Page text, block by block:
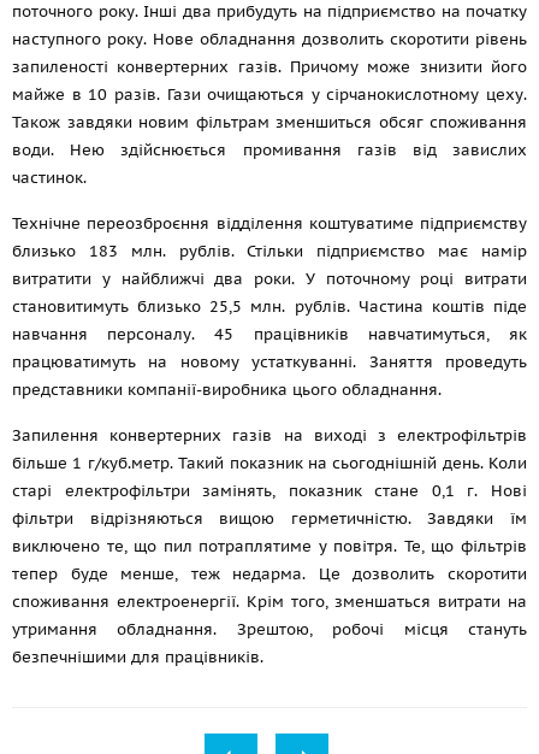
поточного року. Інші два прибудуть на підприємство на початку
наступного року. Нове обладнання дозволить скоротити рівень
запиленості конвертерних газів. Причому може знизити його
майже в 10 разів. Гази очищаються у сірчанокислотному цеху.
Також завдяки новим фільтрам зменшиться обсяг споживання
води. Нею здійснюється промивання газів від завислих
частинок.
Технічне переозброєння відділення коштуватиме підприємству
близько 183 млн. рублів. Стільки підприємство має намір
витратити у найближчі два роки. У поточному році витрати
становитимуть близько 25,5 млн. рублів. Частина коштів піде
навчання персоналу. 45 працівників навчатимуться, як
працюватимуть на новому устаткуванні. Заняття проведуть
представники компанії-виробника цього обладнання.
Запилення конвертерних газів на виході з електрофільтрів
більше 1 г/куб.метр. Такий показник на сьогоднішній день. Коли
старі електрофільтри замінять, показник стане 0,1 г. Нові
фільтри відрізняються вищою герметичністю. Завдяки їм
виключено те, що пил потраплятиме у повітря. Те, що фільтрів
тепер буде менше, теж недарма. Це дозволить скоротити
споживання електроенергії. Крім того, зменшаться витрати на
утримання обладнання. Зрештою, робочі місця стануть
безпечнішими для працівників.